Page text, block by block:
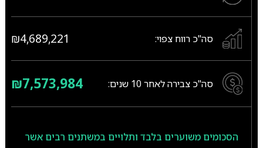
סה"כ רווח צפוי: ₪4,689,221
סה"כ צבירה לאחר 10 שנים: ₪7,573,984
הסכומים משוערים בלבד ותלויים במשתנים רבים אשר